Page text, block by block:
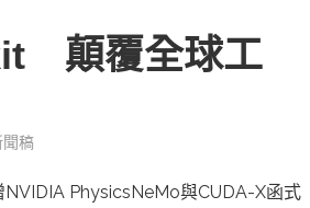
顛覆全球工
聞稿
PhysicsNeMo與CUDA-X函式